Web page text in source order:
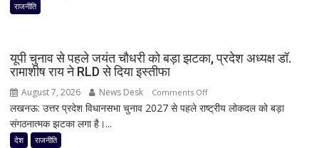
से
पवार
राजनीति
यूपी चुनाव से पहले जयंत चौधरी को बड़ा झटका, प्रदेश अध्यक्ष डॉ.
रामाशीष राय ने RLD से दिया इस्तीफा
August 7, 2026 News Desk Comments Offon
यूपी
लखनऊ: उत्तर प्रदेश विधानसभा चुनाव 2027 से पहले राष्ट्रीय लोकदल को बड़ा
संगठनात्मक झटका लगा है।...
देश राजनीति